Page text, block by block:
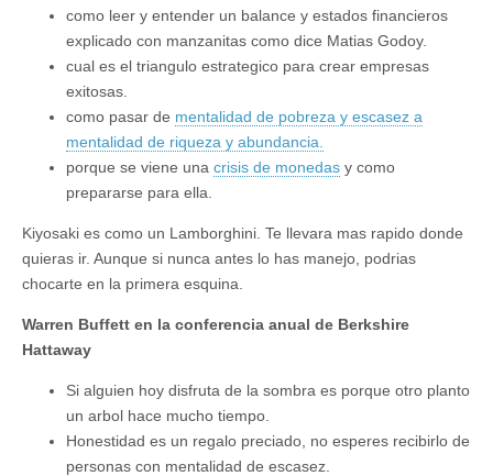
como leer y entender un balance y estados financieros
explicado con manzanitas como dice Matias Godoy.
cual es el triangulo estrategico para crear empresas
exitosas.
como pasar de mentalidad de pobreza y escasez a
mentalidad de riqueza y abundancia.
porque se viene una crisis de monedas y como
prepararse para ella.
Kiyosaki es como un Lamborghini. Te llevara mas rapido donde
quieras ir. Aunque si nunca antes lo has manejo, podrias
chocarte en la primera esquina.
Warren Buffett en la conferencia anual de Berkshire
Hattaway
Si alguien hoy disfruta de la sombra es porque otro planto
un arbol hace mucho tiempo.
Honestidad es un regalo preciado, no esperes recibirlo de
personas con mentalidad de escasez.